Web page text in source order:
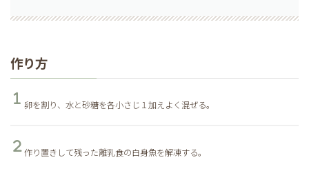
作り方
卵を割り、水と砂糖を各小さじ１加えよく混ぜる。
作り置きして残った離乳食の白身魚を解凍する。